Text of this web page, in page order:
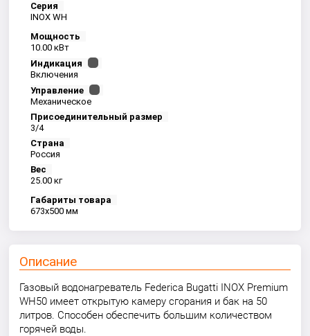
Серия
INOX WH
Мощность
10.00 кВт
Индикация
Включения
Управление
Механическое
Присоединительный размер
3/4
Страна
Россия
Вес
25.00 кг
Габариты товара
673x500 мм
Описание
Газовый водонагреватель Federica Bugatti INOX Premium
WH50 имеет открытую камеру сгорания и бак на 50
литров. Способен обеспечить большим количеством
горячей воды.